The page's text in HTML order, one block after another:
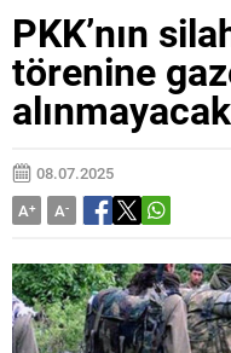
PKK’nın
törenine
alınmayacak
08.07.2025
A+ A-